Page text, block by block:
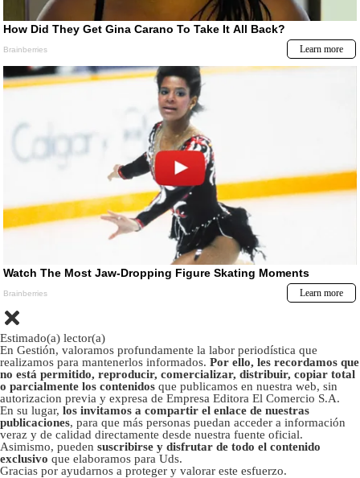
Estimado(a) lector(a)
En Gestión, valoramos profundamente la labor periodística que
realizamos para mantenerlos informados. Por ello, les recordamos que
no está permitido, reproducir, comercializar, distribuir, copiar total
o parcialmente los contenidos que publicamos en nuestra web, sin
autorizacion previa y expresa de Empresa Editora El Comercio S.A.
En su lugar, los invitamos a compartir el enlace de nuestras
publicaciones, para que más personas puedan acceder a información
veraz y de calidad directamente desde nuestra fuente oficial.
Asimismo, pueden suscribirse y disfrutar de todo el contenido
exclusivo que elaboramos para Uds.
Gracias por ayudarnos a proteger y valorar este esfuerzo.